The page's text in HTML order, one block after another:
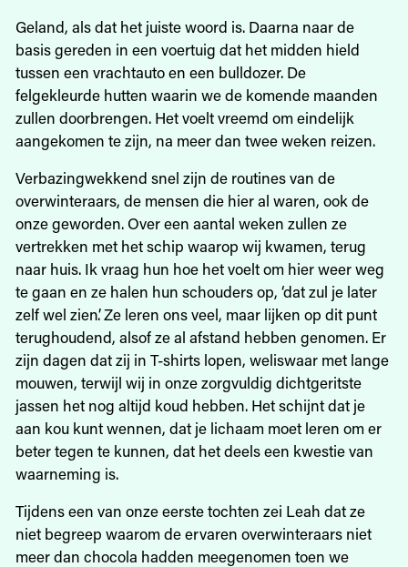
Geland, als dat het juiste woord is. Daarna naar de
basis ­gereden in een voertuig dat het midden hield
tussen een vrachtauto en een bulldozer. De
felgekleurde hutten waarin we de komende maanden
zullen doorbrengen. Het voelt vreemd om eindelijk
aangekomen te zijn, na meer dan twee weken reizen.
Verbazingwekkend snel zijn de routines van de
overwinteraars, de mensen die hier al waren, ook de
onze geworden. Over een aantal weken zullen ze
vertrekken met het schip waarop wij kwamen, terug
naar huis. Ik vraag hun hoe het voelt om hier weer weg
te gaan en ze halen hun schouders op, ‘dat zul je later
zelf wel zien’. Ze leren ons veel, maar lijken op dit punt
terughoudend, alsof ze al afstand hebben genomen. Er
zijn dagen dat zij in T-shirts lopen, weliswaar met lange
mouwen, terwijl wij in onze zorgvuldig dichtgeritste
jassen het nog altijd koud hebben. Het schijnt dat je
aan kou kunt wennen, dat je lichaam moet leren om er
beter tegen te kunnen, dat het deels een kwestie van
waarneming is.
Tijdens een van onze eerste tochten zei Leah dat ze
niet begreep waarom de ervaren overwinteraars niet
meer dan chocola hadden meegenomen toen we